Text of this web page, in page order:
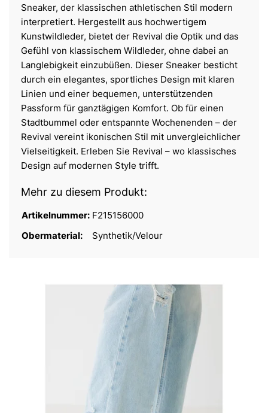
Sneaker, der klassischen athletischen Stil modern
interpretiert. Hergestellt aus hochwertigem
Kunstwildleder, bietet der Revival die Optik und das
Gefühl von klassischem Wildleder, ohne dabei an
Langlebigkeit einzubüßen. Dieser Sneaker besticht
durch ein elegantes, sportliches Design mit klaren
Linien und einer bequemen, unterstützenden
Passform für ganztägigen Komfort. Ob für einen
Stadtbummel oder entspannte Wochenenden – der
Revival vereint ikonischen Stil mit unvergleichlicher
Vielseitigkeit. Erleben Sie Revival – wo klassisches
Design auf modernen Style trifft.
Mehr zu diesem Produkt:
Artikelnummer: F215156000
Obermaterial:
Synthetik/Velour